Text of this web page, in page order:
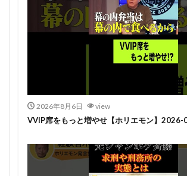
2026年8月6日 view
VVIP席をもっと増やせ【ホリエモン】